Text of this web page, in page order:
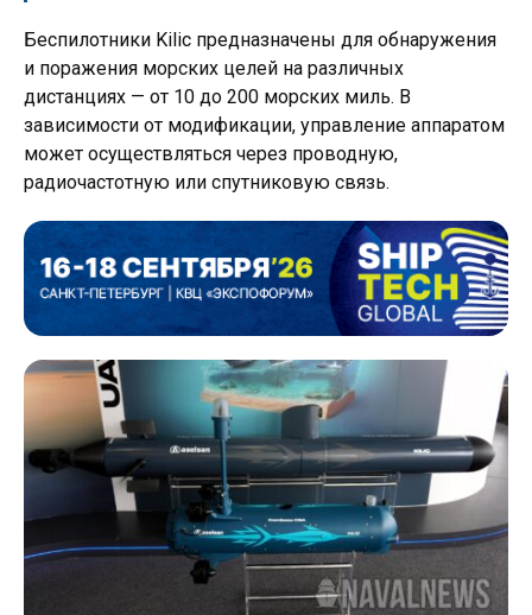
Беспилотники Kilic предназначены для обнаружения
и поражения морских целей на различных
дистанциях — от 10 до 200 морских миль. В
зависимости от модификации, управление аппаратом
может осуществляться через проводную,
радиочастотную или спутниковую связь.